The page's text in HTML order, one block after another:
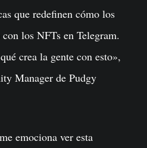
que redefinen cómo los
los NFTs en Telegram.
crea la gente con esto»,
Manager de Pudgy
emociona ver esta